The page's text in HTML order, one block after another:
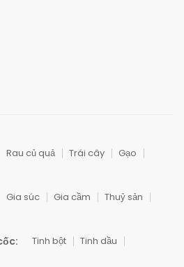
Rau củ quả Trái cây
Gạo
Gia súc Gia cầm
Thuỷ sản
Tinh bột
Tinh dầu